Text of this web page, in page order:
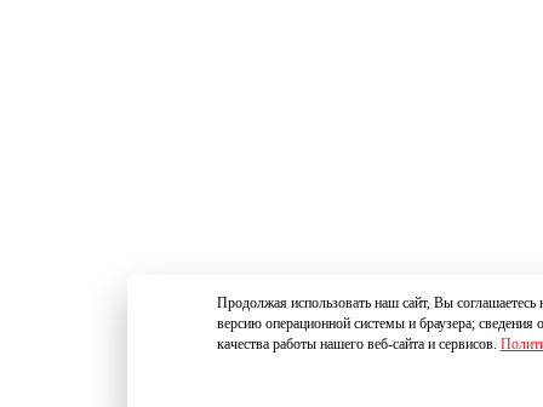
Продолжая использовать наш сайт, Вы
версию операционной системы и браузера;
качества работы нашего веб-сайта и сервисов.